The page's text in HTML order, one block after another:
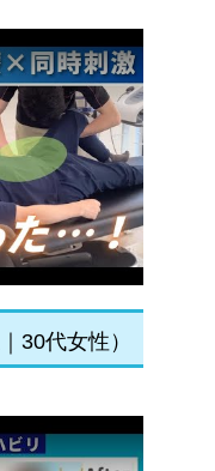
30代女性）